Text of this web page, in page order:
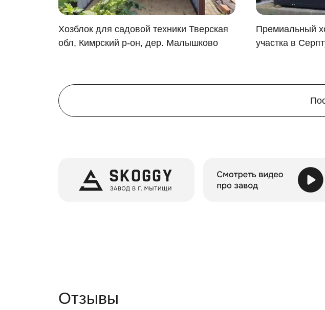
Хозблок для садовой техники Тверская
обл, Кимрский р-он, дер. Малышково
Премиальный
участка в
Отзывы